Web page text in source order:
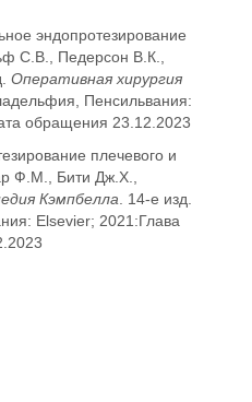
эндопротезирование
С.В., Педерсон В.К.,
Оперативная хирургия
Пенсильвания:
обращения 23.12.2023
плечевого и
Ф.М., Бити Дж.Х.,
Кэмпбелла. 14-е изд.
Elsevier; 2021:Глава